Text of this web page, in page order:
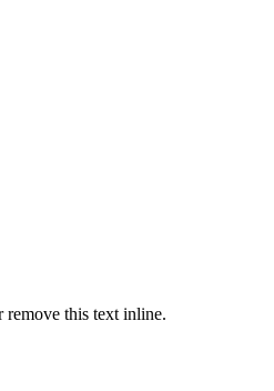
remove this text inline.